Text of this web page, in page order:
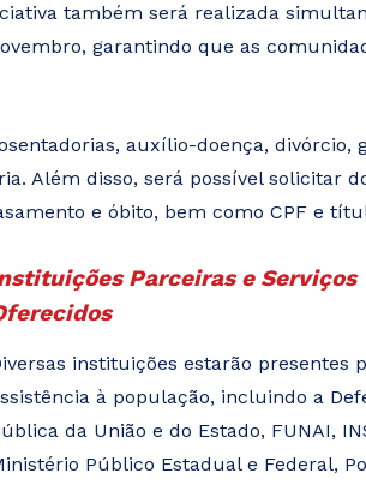
também será realizada
garantindo que as
auxílio-doença, divórcio,
Além disso, será possível solicitar
e óbito, bem como CPF e
Parceiras e Serviços
instituições estarão presentes
à população, incluindo a
da União e do Estado, FUNAI,
Público Estadual e Federal,